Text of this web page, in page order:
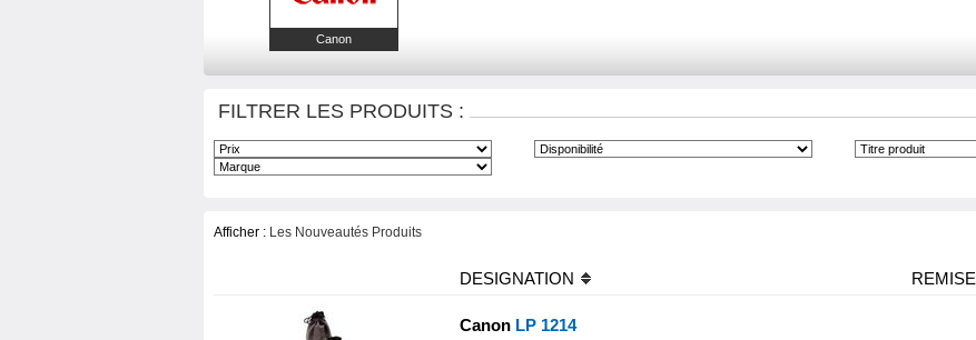
Canon
FILTRER LES PRODUITS :
Afficher : Les Nouveautés Produits
DESIGNATION REMISE
Canon LP 1214